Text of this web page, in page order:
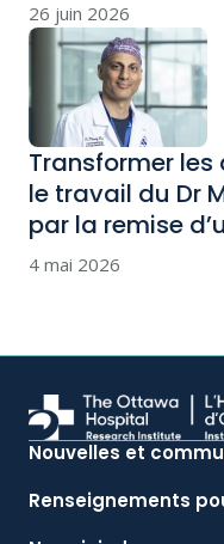
26 juin 2026
Transformer les
le travail du Dr
par la remise
4 mai 2026
Nouvelles et
Renseignements